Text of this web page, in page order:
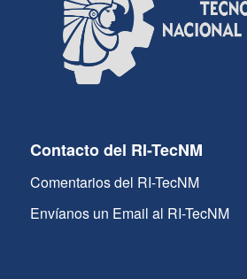
Contacto del RI-TecNM
Comentarios del RI-TecNM
Envíanos un Email al RI-TecNM